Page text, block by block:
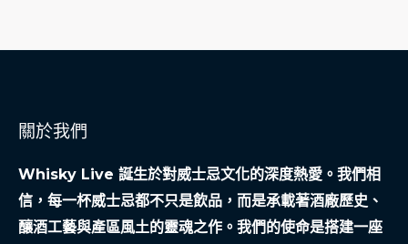
關於我們
Whisky Live 誕生於對威士忌文化的深度熱愛。我們相
信，每一杯威士忌都不只是飲品，而是承載著酒廠歷史、
釀酒工藝與產區風土的靈魂之作。我們的使命是搭建一座